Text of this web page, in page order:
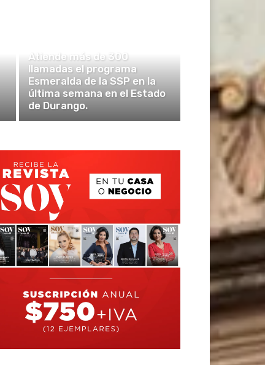
Atiende más de 300
llamadas el programa
Esmeralda de la SSP en la
última semana en el Estado
de Durango.